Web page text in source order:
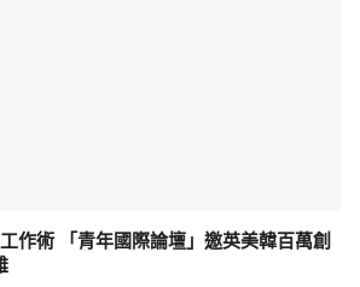
作術 「青年國際論壇」邀英美韓百萬創